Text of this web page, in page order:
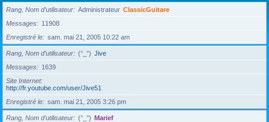
Rang, Nom d’utilisateur Administrateur ClassicGuitare
Messages
11908
Enregistré le
sam. mai 21, 2005 10:22 am
Rang, Nom d’utilisateur (°_°) Jive
Messages
1639
Site Internet
http://fr.youtube.com/user/Jive51
Enregistré le
sam. mai 21, 2005 3:26 pm
Rang, Nom d’utilisateur (°_°) Marief